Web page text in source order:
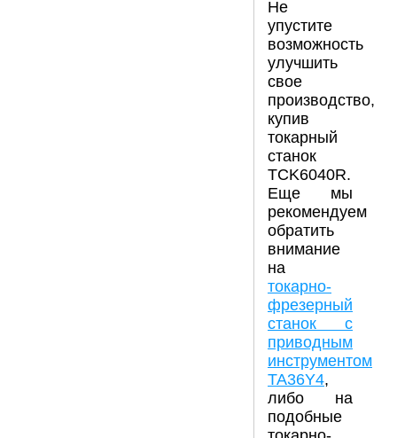
Не
упустите
возможность
улучшить
свое
производство,
купив
токарный
станок
TCK6040R.
Еще мы
рекомендуем
обратить
внимание
на
токарно-
фрезерный
станок с
приводным
инструментом
ТА36Y4,
либо на
подобные